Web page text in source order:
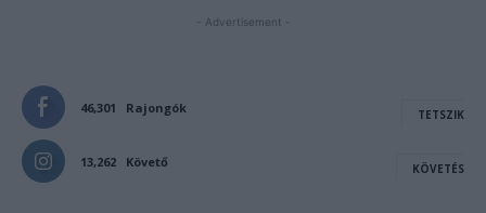
- Advertisement -
46,301 Rajongók TETSZIK
13,262 Követő KÖVETÉS